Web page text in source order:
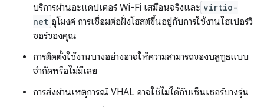
บริการผ่านอะแดปเตอร์ Wi-Fi เสมือนจริงและ virtio-
net อุโมงค์ การเชื่อมต่อฝั่งโฮสต์ขึ้นอยู่กับการใช้งานไฮเปอร์วิ
ซอร์ของคุณ
การติดตั้งใช้งานบางอย่างอาจให้ความสามารถของบลูทูธแบบ
จํากัดหรือไม่มีเลย
การส่งผ่านเหตุการณ์ VHAL อาจใช้ไม่ได้กับเซ็นเซอร์บางรุ่น